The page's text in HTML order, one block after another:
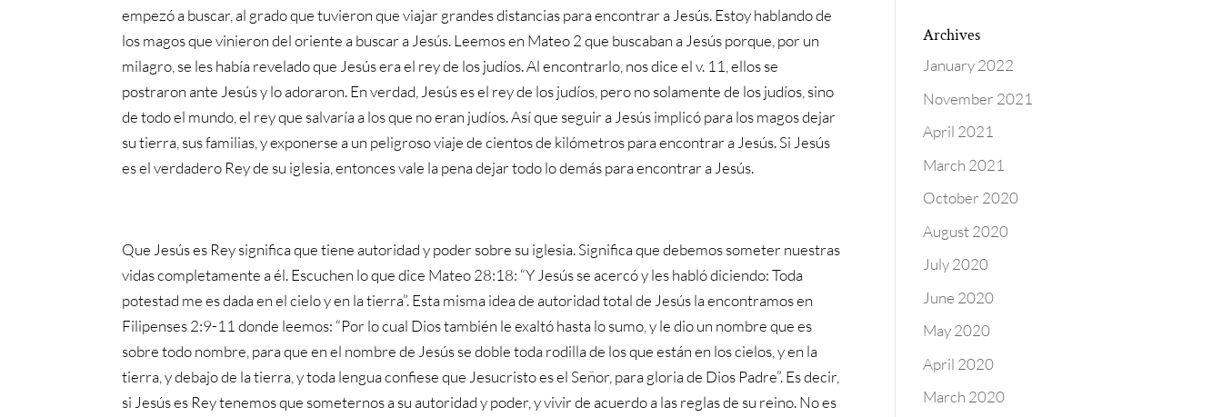
empezó a buscar, al grado que tuvieron que viajar grandes distancias para encontrar a Jesús. Estoy hablando de
los magos que vinieron del oriente a buscar a Jesús. Leemos en Mateo 2 que buscaban a Jesús porque, por un
milagro, se les había revelado que Jesús era el rey de los judíos. Al encontrarlo, nos dice el v. 11, ellos se
postraron ante Jesús y lo adoraron. En verdad, Jesús es el rey de los judíos, pero no solamente de los judíos, sino
de todo el mundo, el rey que salvaría a los que no eran judíos. Así que seguir a Jesús implicó para los magos dejar
su tierra, sus familias, y exponerse a un peligroso viaje de cientos de kilómetros para encontrar a Jesús. Si Jesús
es el verdadero Rey de su iglesia, entonces vale la pena dejar todo lo demás para encontrar a Jesús.
Que Jesús es Rey significa que tiene autoridad y poder sobre su iglesia. Significa que debemos someter nuestras
vidas completamente a él. Escuchen lo que dice Mateo 28:18: “Y Jesús se acercó y les habló diciendo: Toda
potestad me es dada en el cielo y en la tierra”. Esta misma idea de autoridad total de Jesús la encontramos en
Filipenses 2:9-11 donde leemos: “Por lo cual Dios también le exaltó hasta lo sumo, y le dio un nombre que es
sobre todo nombre, para que en el nombre de Jesús se doble toda rodilla de los que están en los cielos, y en la
tierra, y debajo de la tierra, y toda lengua confiese que Jesucristo es el Señor, para gloria de Dios Padre”. Es decir,
si Jesús es Rey tenemos que someternos a su autoridad y poder, y vivir de acuerdo a las reglas de su reino. No es
Archives
January 2022
November 2021
April 2021
March 2021
October 2020
August 2020
July 2020
June 2020
May 2020
April 2020
March 2020